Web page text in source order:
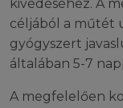
kivédéséhez. A
céljából a műtét
gyógyszert
általában 5-7
A megfelelően